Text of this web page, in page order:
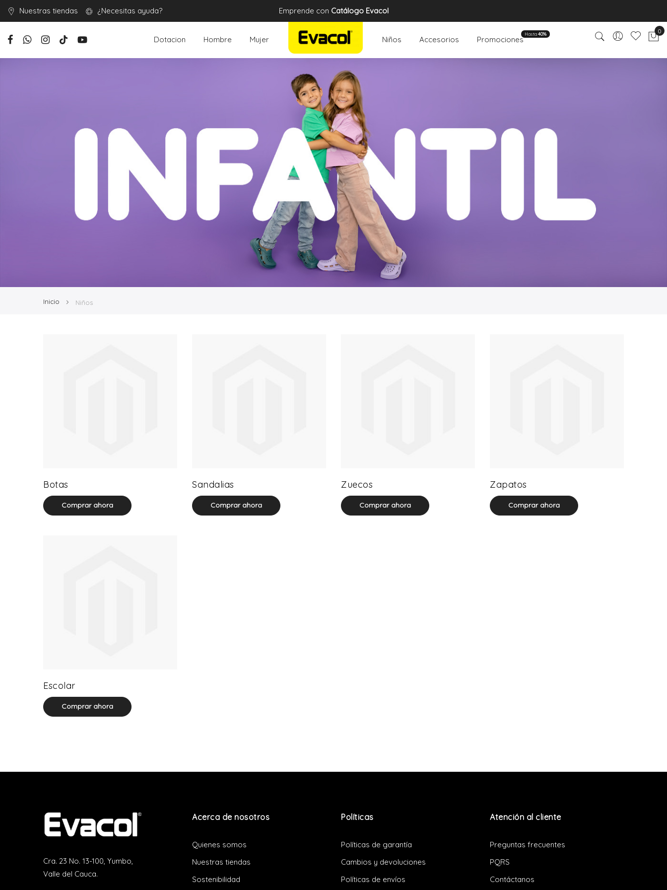
Nuestras tiendas ¿Necesitas ayuda? Emprende con Catálogo Evacol
Dotacion Hombre Mujer Niños Accesorios
Hasta40%
Promociones
0
Inicio Niños
Botas
Comprar ahora
Sandalias
Comprar ahora
Zuecos
Comprar ahora
Zapatos
Comprar ahora
Escolar
Comprar ahora
Cra. 23 No. 13-100, Yumbo,
Valle del Cauca.
Acerca de nosotros
Quienes somos
Nuestras tiendas
Sostenibilidad
Políticas
Políticas de garantía
Cambios y devoluciones
Políticas de envíos
Atención al cliente
Preguntas frecuentes
PQRS
Contáctanos